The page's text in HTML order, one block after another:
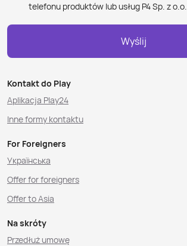
telefonu produktów lub usług P4 Sp. z o.o.
Wyślij
Kontakt do Play
Aplikacja Play24
Inne formy kontaktu
For Foreigners
Українська
Offer for foreigners
Offer to Asia
Na skróty
Przedłuż umowę